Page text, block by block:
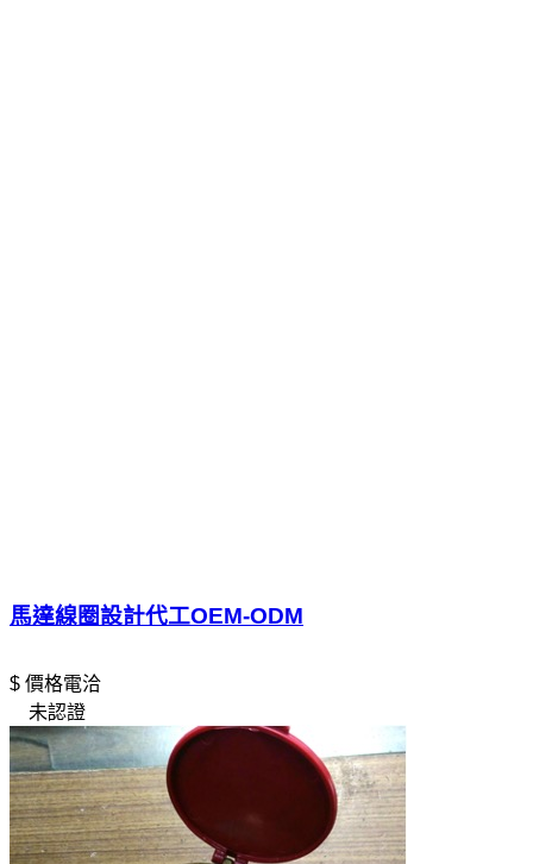
馬達線圈設計代工OEM-ODM
$ 價格電洽
未認證